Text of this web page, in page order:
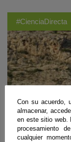
#CienciaDirecta
Con su acuerdo,
almacenar,
en este sitio web.
procesamiento
cualquier